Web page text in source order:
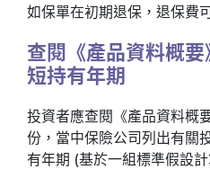
如保單在初期退保，退保費
查閱《產品資料概
短持有年期
投資者應查閱《產品資料概
份，當中保險公司列出有關
有年期 (基於一組標準假設計